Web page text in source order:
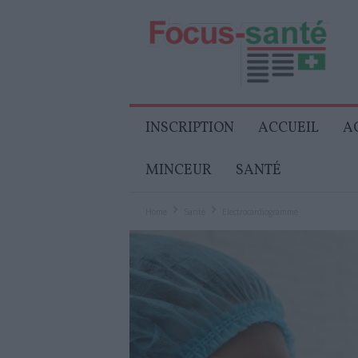
Senior
INSCRIPTION ACCUEIL
MINCEUR SANTÉ